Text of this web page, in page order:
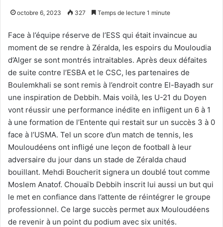
octobre 6, 2023 327 Temps de lecture 1 minute
Face à l’équipe réserve de l’ESS qui était invaincue au
moment de se rendre à Zéralda, les espoirs du Mouloudia
d’Alger se sont montrés intraitables. Après deux défaites
de suite contre l’ESBA et le CSC, les partenaires de
Boulemkhali se sont remis à l’endroit contre El-Bayadh sur
une inspiration de Debbih. Mais voilà, les U-21 du Doyen
vont réussir une performance inédite en infligent un 6 à 1
à une formation de l’Entente qui restait sur un succès 3 à 0
face à l’USMA. Tel un score d’un match de tennis, les
Mouloudéens ont infligé une leçon de football à leur
adversaire du jour dans un stade de Zéralda chaud
bouillant. Mehdi Boucherit signera un doublé tout comme
Moslem Anatof. Chouaïb Debbih inscrit lui aussi un but qui
le met en confiance dans l’attente de réintégrer le groupe
professionnel. Ce large succès permet aux Mouloudéens
de revenir à un point du podium avec six unités.